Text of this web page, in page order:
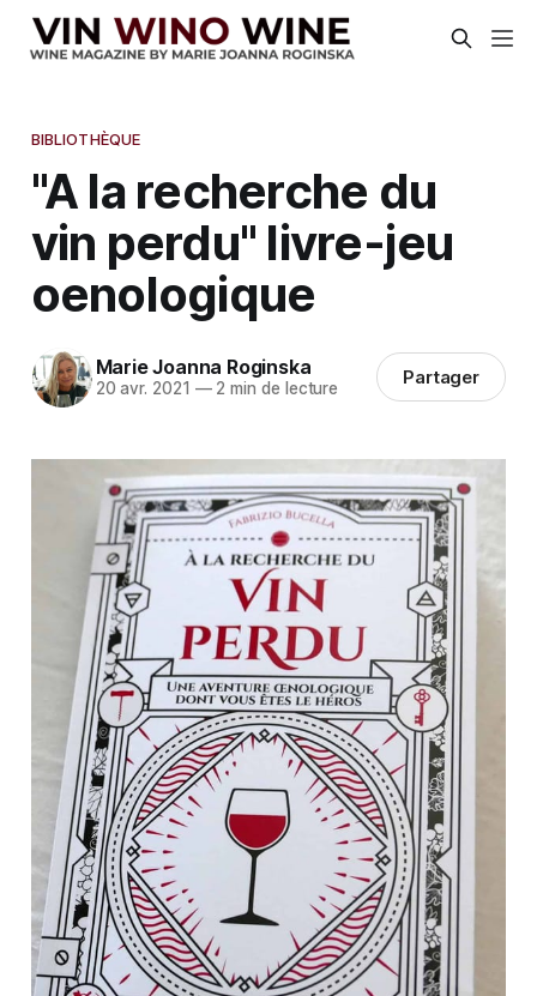
BIBLIOTHÈQUE
"A la recherche du
vin perdu" livre-jeu
oenologique
Marie Joanna Roginska
20 avr. 2021 —2 min de lecture Partager